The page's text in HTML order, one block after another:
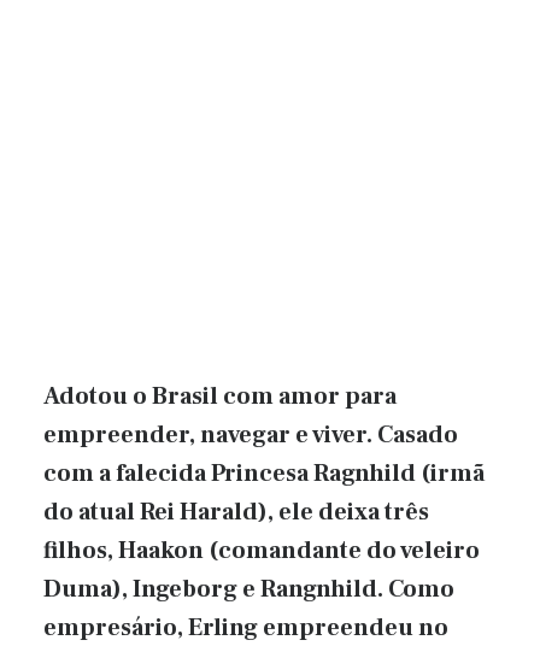
Adotou o Brasil com amor para
empreender, navegar e viver. Casado
com a falecida Princesa Ragnhild (irmã
do atual Rei Harald), ele deixa três
filhos, Haakon (comandante do veleiro
Duma), Ingeborg e Rangnhild. Como
empresário, Erling empreendeu no